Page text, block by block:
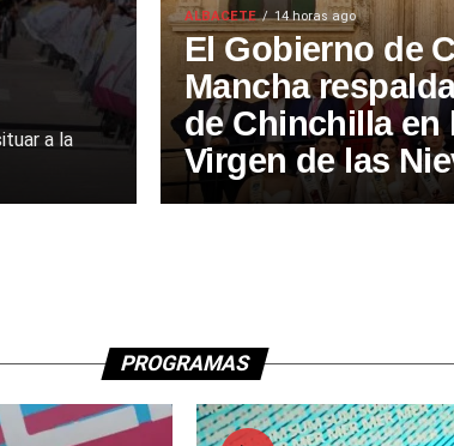
a la
ALBACETE 14 horas ago
El Gobierno de
Mancha
de Chinchilla en
Virgen de las
PROGRAMAS